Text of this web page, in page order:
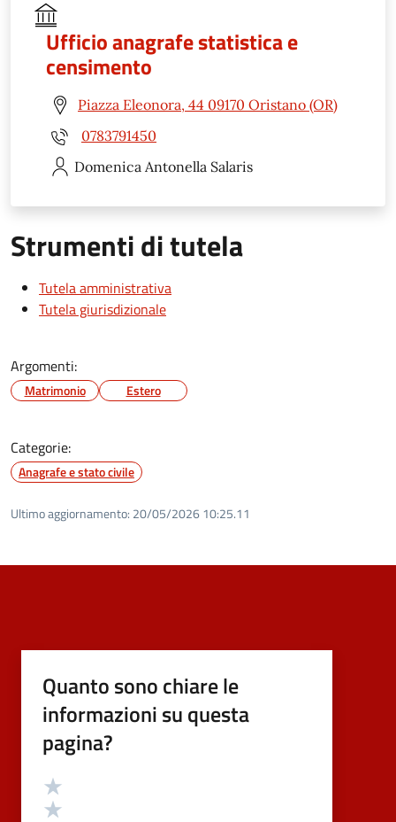
Ufficio anagrafe statistica e
censimento
Piazza Eleonora, 44 09170 Oristano (OR)
0783791450
Domenica Antonella Salaris
Strumenti di tutela
Tutela amministrativa
Tutela giurisdizionale
Argomenti:
Matrimonio Estero
Categorie:
Anagrafe e stato civile
Ultimo aggiornamento: 20/05/2026 10:25.11
Quanto sono chiare le
informazioni su questa
pagina?
Valutazione